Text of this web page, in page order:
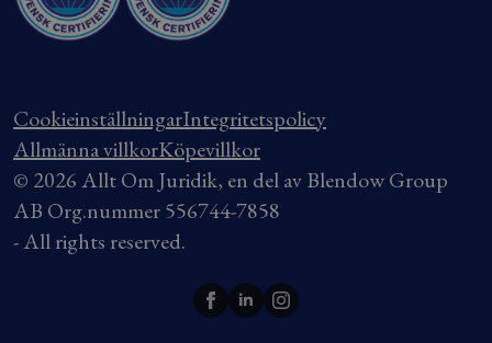
CookieinställningarIntegritetspolicy
Allmänna villkorKöpevillkor
© 2026 Allt Om Juridik, en del av Blendow Group
AB Org.nummer 556744-7858
- All rights reserved.